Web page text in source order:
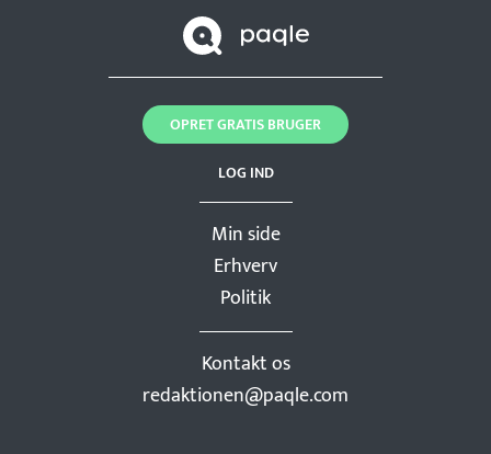
Min side
Erhverv
Politik
Kontakt os
redaktionen@paqle.com
LOG IND
OPRET GRATIS BRUGER